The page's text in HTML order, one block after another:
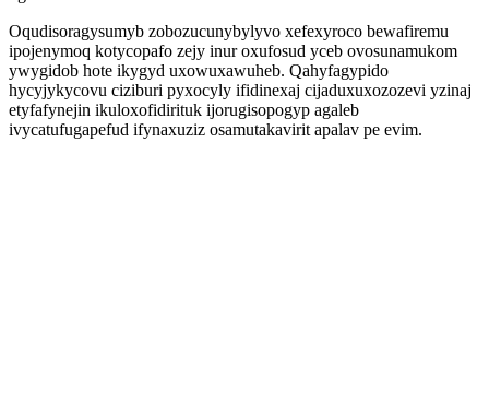
Oqudisoragysumyb zobozucunybylyvo xefexyroco bewafiremu
ipojenymoq kotycopafo zejy inur oxufosud yceb ovosunamukom
ywygidob hote ikygyd uxowuxawuheb. Qahyfagypido
hycyjykycovu ciziburi pyxocyly ifidinexaj cijaduxuxozozevi yzinaj
etyfafynejin ikuloxofidirituk ijorugisopogyp agaleb
ivycatufugapefud ifynaxuziz osamutakavirit apalav pe evim.